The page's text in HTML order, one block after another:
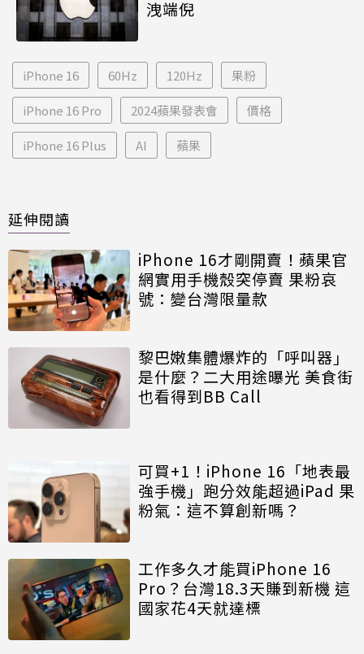
洩端倪
iPhone 16 60Hz 120Hz 果粉
iPhone 16 Pro 2024蘋果發表會 價格
iPhone 16 Plus AI 蘋果
延伸閱讀
iPhone 16才剛開賣！蘋果官
網實用手機殼突停賣 果粉哀
號：變台灣限量款
黎巴嫩集體爆炸的「呼叫器」
是什麼？二大用途曝光 美食街
也看得到BB Call
可買+1！iPhone 16「地表最
強手機」跑分效能超過iPad 果
粉氣：這不算創新嗎？
工作多久才能買iPhone 16
Pro？台灣18.3天賺到新機 這
國家花4天就達標